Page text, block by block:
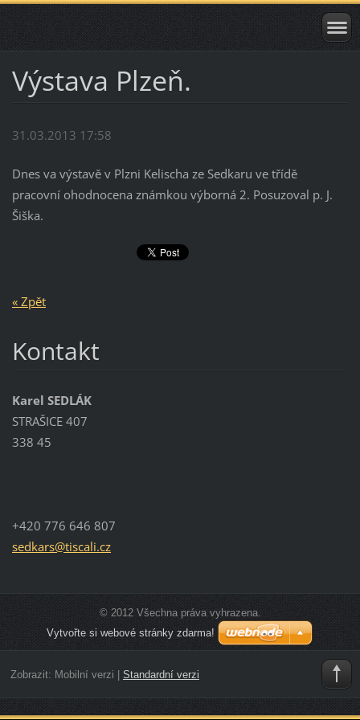
Výstava Plzeň.
31.03.2013 17:58
Dnes va výstavě v Plzni Kelischa ze Sedkaru ve třídě
pracovní ohodnocena známkou výborná 2. Posuzoval p. J.
Šiška.
« Zpět
Kontakt
Karel SEDLÁK
STRAŠICE 407
338 45
+420 776 646 807
sedkars@tiscali.cz
© 2012 Všechna práva vyhrazena.
Vytvořte si webové stránky zdarma!
Zobrazit: Mobilní verzi Standardní verzi